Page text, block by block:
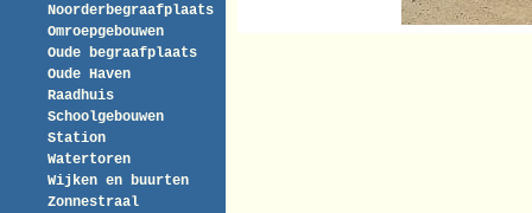
Noorderbegraafplaats
Omroepgebouwen
Oude begraafplaats
Oude Haven
Raadhuis
Schoolgebouwen
Station
Watertoren
Wijken en buurten
Zonnestraal